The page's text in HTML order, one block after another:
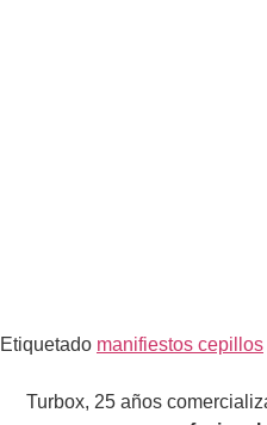
Etiquetado manifiestos cepillos
Turbox, 25 años